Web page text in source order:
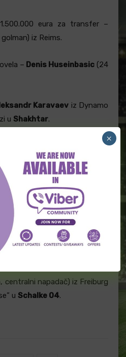
eura za transfer –
iz Reims.
– Denis Huseinbasic(24
Karavaev iz Dynamo
u Shakhtar.
1.000.000 eura “prodala” –
defanzivni vezista) u
–Marvin Friedrich
u
Union Berlin.
eura doveo –Silas
vezista).
centralni napadač) iz Freiburg
u Schalke 04.
×